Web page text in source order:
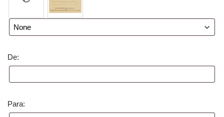
De:
Para: